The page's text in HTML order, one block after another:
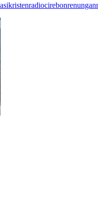
radiocirebonrenungan